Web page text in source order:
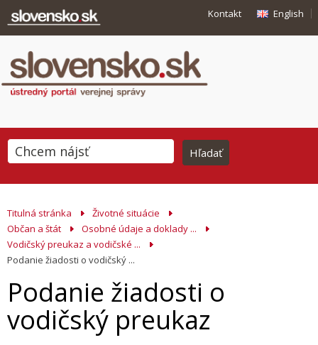
Kontakt English
Titulná stránka
Životné situácie
Občan a štát
Osobné údaje a doklady ...
Vodičský preukaz a vodičské ...
Podanie žiadosti o vodičský ...
Podanie žiadosti o
vodičský preukaz